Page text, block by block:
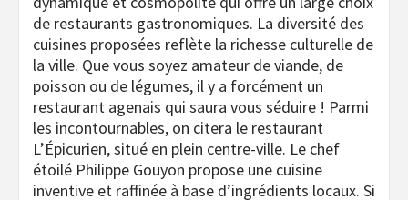
de restaurants gastronomiques. La diversité des
cuisines proposées reflète la richesse culturelle de
la ville. Que vous soyez amateur de viande, de
poisson ou de légumes, il y a forcément un
restaurant agenais qui saura vous séduire ! Parmi
les incontournables, on citera le restaurant
L’Épicurien, situé en plein centre-ville. Le chef
étoilé Philippe Gouyon propose une cuisine
inventive et raffinée à base d’ingrédients locaux. Si